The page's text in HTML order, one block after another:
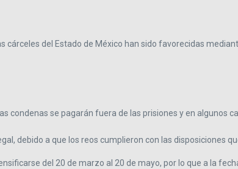
del Estado de México han sido favorecidas
condenas se pagarán fuera de las prisiones y en algunos
debido a que los reos cumplieron con las disposiciones
del 20 de marzo al 20 de mayo, por lo que a la